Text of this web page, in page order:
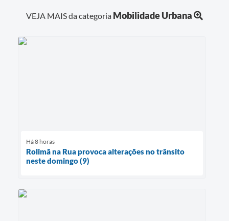
VEJA MAIS da categoria Mobilidade Urbana
Há 8 horas
Rolimã na Rua provoca alterações no trânsito
neste domingo (9)